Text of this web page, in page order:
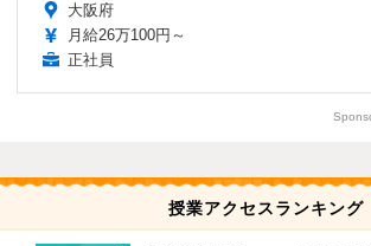
大阪府
月給26万100円～
正社員
授業アクセスランキング